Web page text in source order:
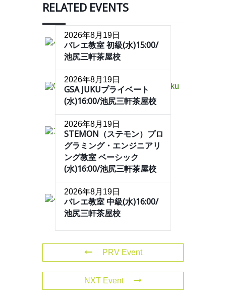
RELATED EVENTS
2026年8月19日
バレエ教室 初級(水)15:00/
池尻三軒茶屋校
2026年8月19日
GSA JUKUプライベート
(水)16:00/池尻三軒茶屋校
2026年8月19日
STEMON（ステモン）プロ
グラミング・エンジニアリ
ング教室 ベーシック
(水)16:00/池尻三軒茶屋校
2026年8月19日
バレエ教室 中級(水)16:00/
池尻三軒茶屋校
PRV Event
NXT Event